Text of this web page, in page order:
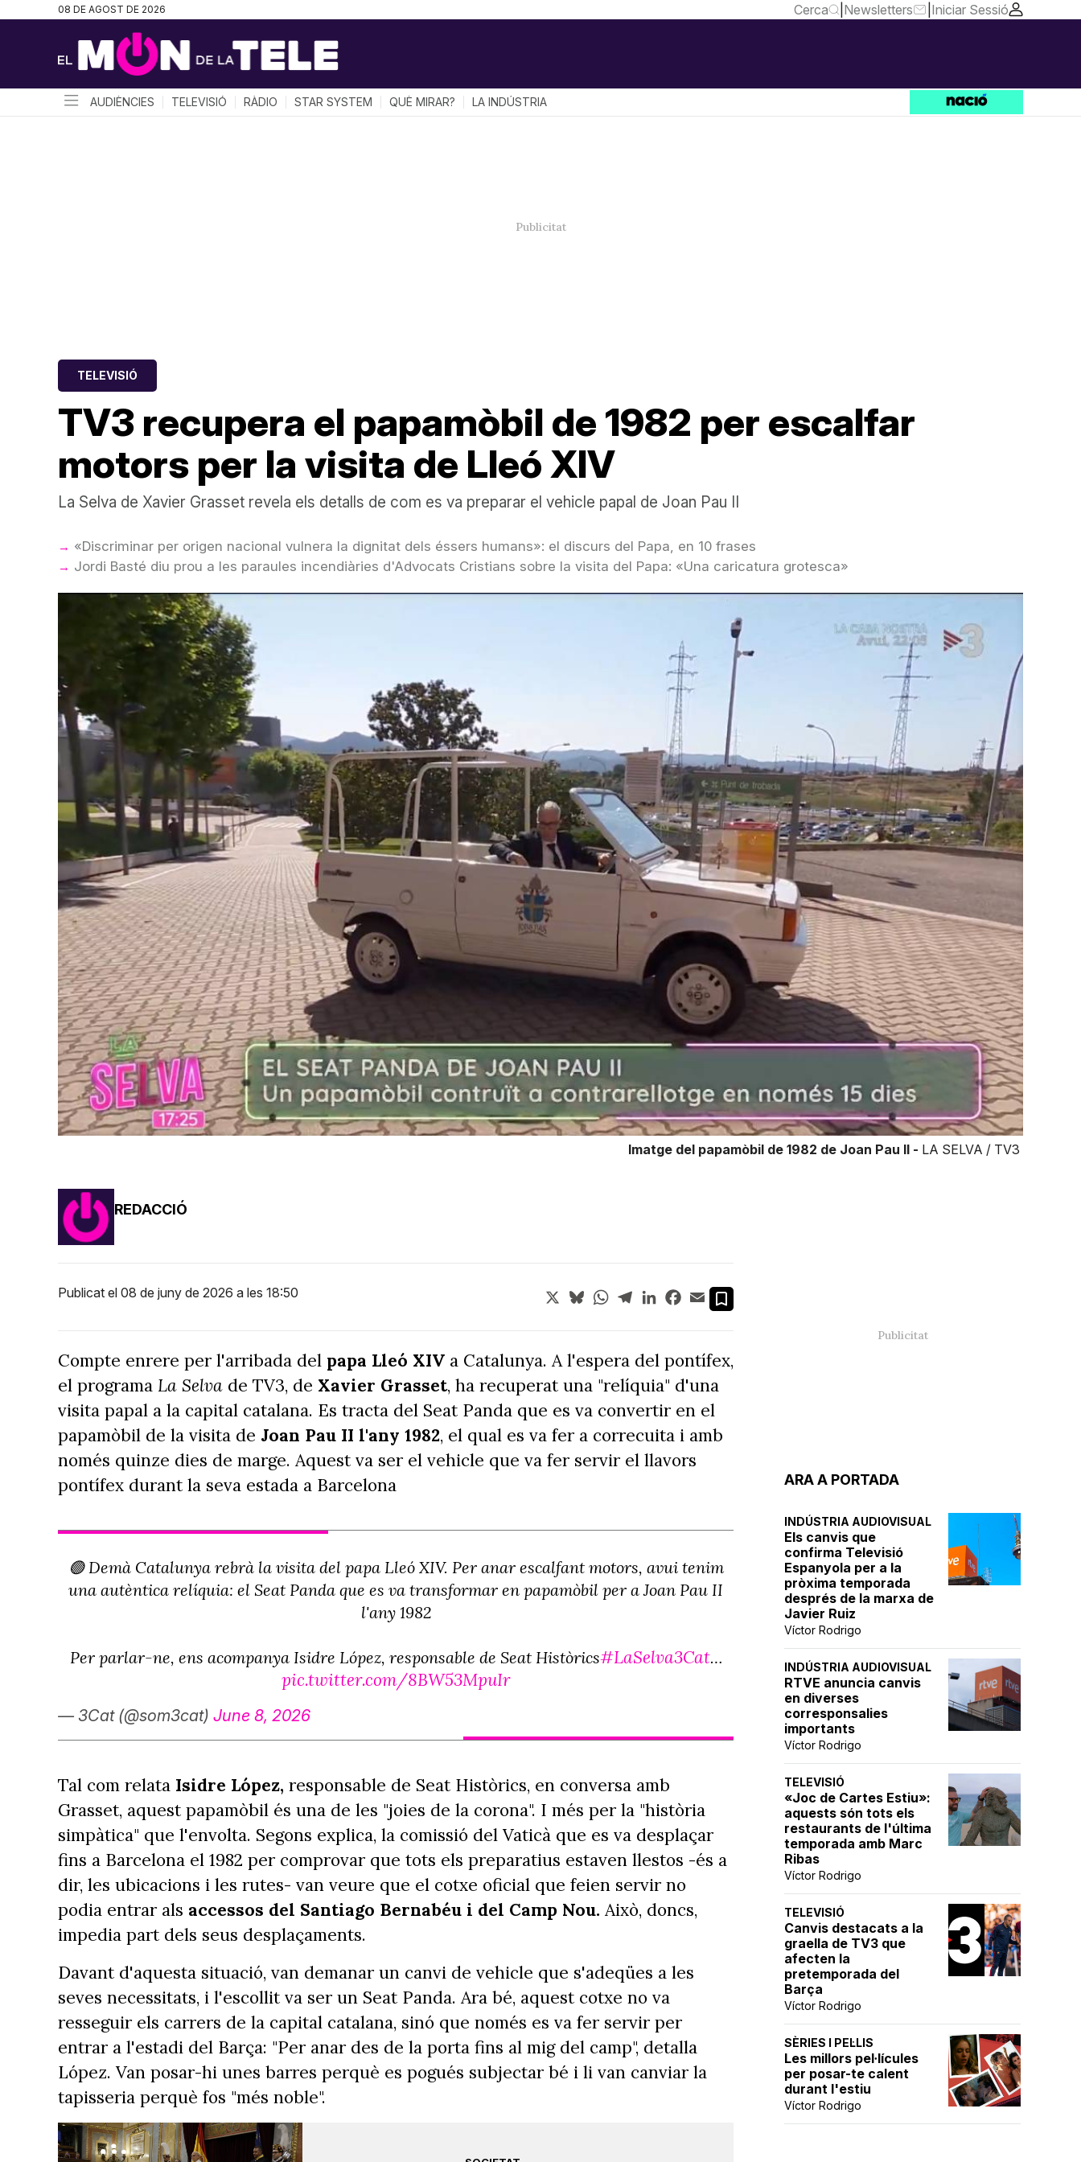
08 DE AGOST DE 2026 Cerca Newsletters Iniciar Sessió
AUDIÈNCIES TELEVISIÓ RÀDIO STAR SYSTEM QUÈ MIRAR? LA INDÚSTRIA
TV3 recupera el papamòbil de 1982 per escalfar
motors per la visita de Lleó XIV
TELEVISIÓ
La Selva de Xavier Grasset revela els detalls de com es va preparar el vehicle papal de Joan Pau II
«Discriminar per origen nacional vulnera la dignitat dels éssers humans»: el discurs del Papa, en 10 frases
Jordi Basté diu prou a les paraules incendiàries d'Advocats Cristians sobre la visita del Papa: «Una caricatura grotesca»
Imatge del papamòbil de 1982 de Joan Pau II - LA SELVA / TV3
ARA A PORTADA
INDÚSTRIA AUDIOVISUAL
Els canvis que
confirma Televisió
Espanyola per a la
pròxima temporada
després de la marxa de
Javier Ruiz
Víctor Rodrigo
INDÚSTRIA AUDIOVISUAL
RTVE anuncia canvis
en diverses
corresponsalies
importants
Víctor Rodrigo
TELEVISIÓ
«Joc de Cartes Estiu»:
aquests són tots els
restaurants de l'última
temporada amb Marc
Ribas
Víctor Rodrigo
TELEVISIÓ
Canvis destacats a la
graella de TV3 que
afecten la
pretemporada del
Barça
Víctor Rodrigo
SÈRIES I PEL·LIS
Les millors pel·lícules
per posar-te calent
durant l'estiu
Víctor Rodrigo
REDACCIÓ
Publicat el 08 de juny de 2026 a les 18:50 X BlueskyWhatsApp
TelegramLinkedInFacebook
Email
Compte enrere per l'arribada del papa Lleó XIV a Catalunya. A l'espera del pontífex,
el programa La Selva de TV3, de Xavier Grasset, ha recuperat una "relíquia" d'una
visita papal a la capital catalana. Es tracta del Seat Panda que es va convertir en el
papamòbil de la visita de Joan Pau II l'any 1982, el qual es va fer a correcuita i amb
només quinze dies de marge. Aquest va ser el vehicle que va fer servir el llavors
pontífex durant la seva estada a Barcelona
🟢 Demà Catalunya rebrà la visita del papa Lleó XIV. Per anar escalfant motors, avui tenim
una autèntica relíquia: el Seat Panda que es va transformar en papamòbil per a Joan Pau II
l'any 1982
Per parlar-ne, ens acompanya Isidre López, responsable de Seat Històrics#LaSelva3Cat…
pic.twitter.com/8BW53MpuIr
— 3Cat (@som3cat) June 8, 2026
Tal com relata Isidre López, responsable de Seat Històrics, en conversa amb
Grasset, aquest papamòbil és una de les "joies de la corona". I més per la "història
simpàtica" que l'envolta. Segons explica, la comissió del Vaticà que es va desplaçar
fins a Barcelona el 1982 per comprovar que tots els preparatius estaven llestos -és a
dir, les ubicacions i les rutes- van veure que el cotxe oficial que feien servir no
podia entrar als accessos del Santiago Bernabéu i del Camp Nou. Això, doncs,
impedia part dels seus desplaçaments.
Davant d'aquesta situació, van demanar un canvi de vehicle que s'adeqües a les
seves necessitats, i l'escollit va ser un Seat Panda. Ara bé, aquest cotxe no va
resseguir els carrers de la capital catalana, sinó que només es va fer servir per
entrar a l'estadi del Barça: "Per anar des de la porta fins al mig del camp", detalla
López. Van posar-hi unes barres perquè es pogués subjectar bé i li van canviar la
tapisseria perquè fos "més noble".